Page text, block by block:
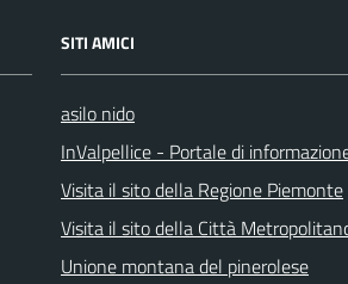
SITI AMICI
asilo nido
InValpellice - Portale di
Visita il sito della Regione Piemonte
Visita il sito della Città
Unione montana del pinerolese